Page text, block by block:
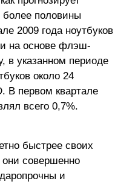
более половины
2009 года ноутбуков
на основе флэш-
в указанном периоде
около 24
В первом квартале
всего 0,7%.
быстрее своих
они совершенно
и